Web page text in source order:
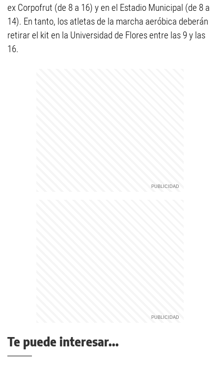
ex Corpofrut (de 8 a 16) y en el Estadio Municipal (de 8 a
14). En tanto, los atletas de la marcha aeróbica deberán
retirar el kit en la Universidad de Flores entre las 9 y las
16.
Te puede interesar...